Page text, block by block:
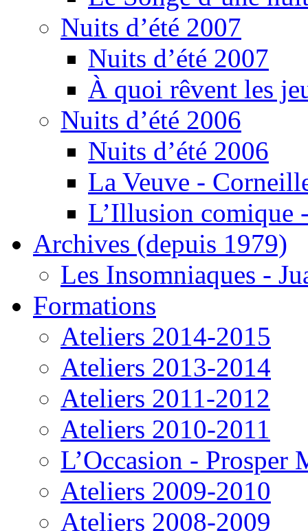
Nuits d’été 2007
Nuits d’été 2007
À quoi rêvent les
Nuits d’été 2006
Nuits d’été 2006
La Veuve -
L’Illusion comique
Archives (depuis 1979)
Les Insomniaques -
Formations
Ateliers 2014-2015
Ateliers 2013-2014
Ateliers 2011-2012
Ateliers 2010-2011
L’Occasion - Prosper
Ateliers 2009-2010
Ateliers 2008-2009